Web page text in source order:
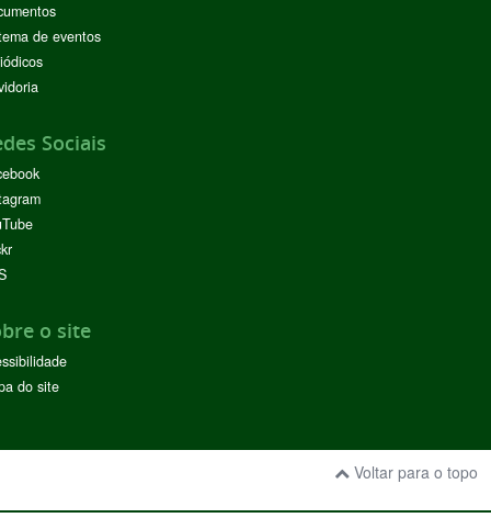
de eventos
Sociais
o site
do site
Voltar para o topo